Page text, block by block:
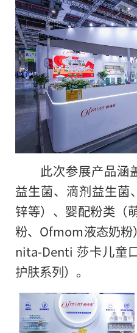
此次参展产品涵
益生菌、滴剂益生菌
锌等）、婴配粉类（
粉、Ofmom液态奶粉
nita-Denti 莎卡儿童
护肤系列）。